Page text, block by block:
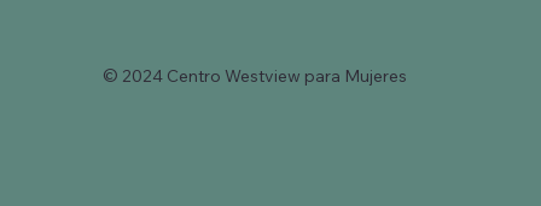
© 2024 Centro Westview para Mujeres